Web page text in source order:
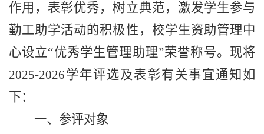
作用，表彰优秀，树立典范，激发学生参与
勤工助学活动的积极性，校学生资助管理中
心设立“优秀学生管理助理”荣誉称号。现将
2025-2026学年评选及表彰有关事宜通知如
下：
一、参评对象